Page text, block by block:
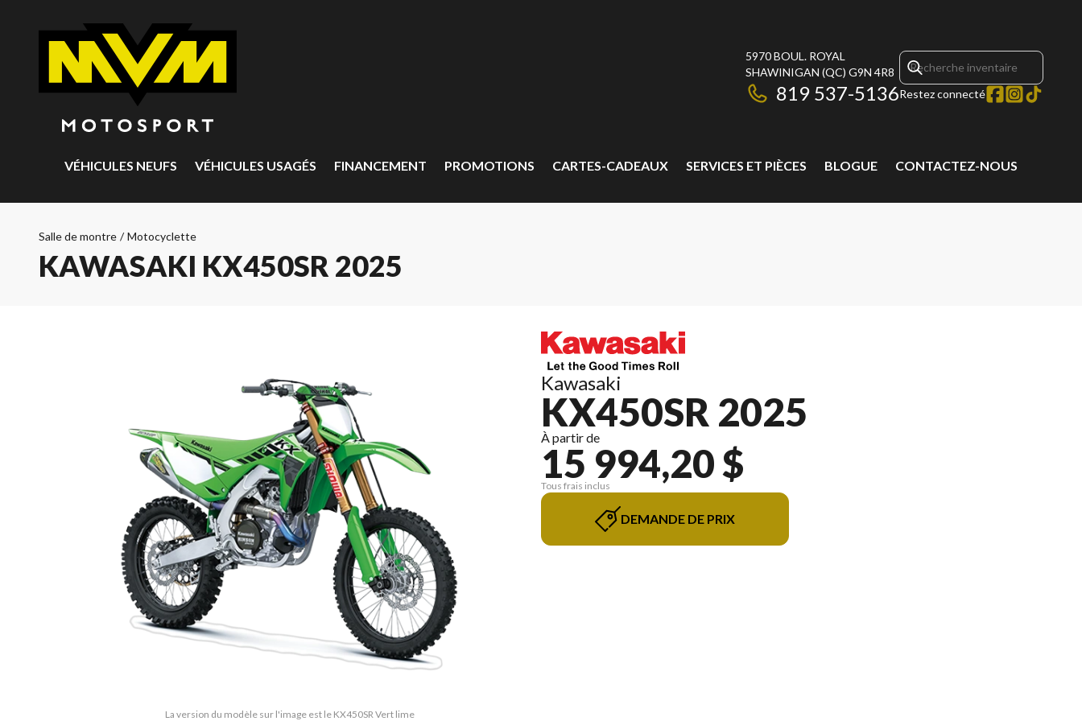
5970 BOUL. ROYAL
SHAWINIGAN (QC) G9N 4R8
819 537-5136Restez connecté
VÉHICULES NEUFS VÉHICULES USAGÉS FINANCEMENT PROMOTIONS CARTES-CADEAUX SERVICES ET PIÈCES BLOGUE CONTACTEZ-NOUS
Salle de montre / Motocyclette
KAWASAKI KX450SR 2025
La version du modèle sur l'image est le KX450SR Vert lime
Kawasaki
KX450SR 2025
À partir de
15 994,20 $
Tous frais inclus
DEMANDE DE PRIX